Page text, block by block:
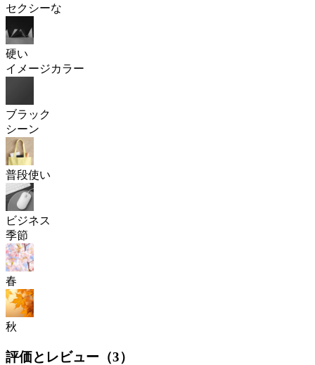
セクシーな
硬い
イメージカラー
ブラック
シーン
普段使い
ビジネス
季節
春
秋
評価とレビュー（3）